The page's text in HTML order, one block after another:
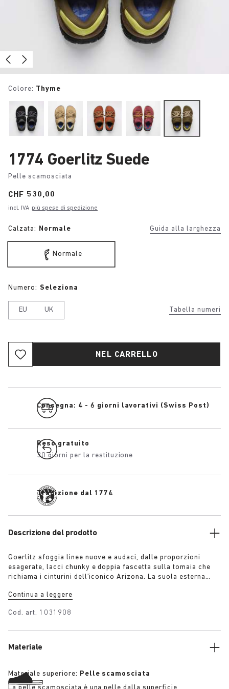
Colore: Thyme
1774 Goerlitz Suede
Pelle scamosciata
Price:
CHF 530,00
incl. IVA più spese di spedizione
Calzata: Normale Guida alla larghezza
Normale
Tabella numeri
Numero: Seleziona
EU UK
NEL CARRELLO
Consegna: 4 - 6 giorni lavorativi (Swiss Post)
Reso gratuito
30 giorni per la restituzione
Tradizione dal 1774
Descrizione del prodotto
Goerlitz sfoggia linee nuove e audaci, dalle proporzioni
esagerate, lacci chunky e doppia fascetta sulla tomaia che
richiama i cinturini dell’iconico Arizona. La suola esterna
a questo design una forte presenza visiva, mentre la pelle
texture e raffinatezza moderna.
Continua a leggere
Cod. art. 1031908
Materiale
Materiale superiore: Pelle scamosciata